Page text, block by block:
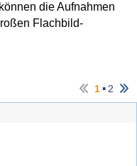
die Aufnahmen
Flachbild-
1▪ 2